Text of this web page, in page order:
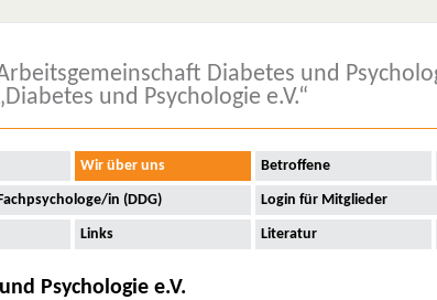
Diabetes und
und Psychologie e.V.“
Wir über uns Betroffene
in (DDG) Login für Mitglieder
Links Literatur
Psychologie e.V.